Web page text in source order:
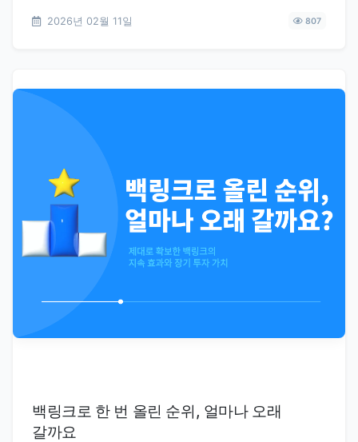
2026년 02월 11일 807
백링크로 한 번 올린 순위, 얼마나 오래
갈까요